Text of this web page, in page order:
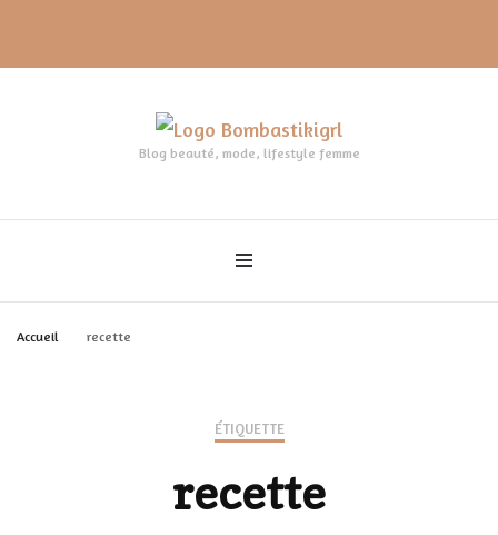
Blog beauté, mode, lifestyle femme
Accueil recette
ÉTIQUETTE
recette